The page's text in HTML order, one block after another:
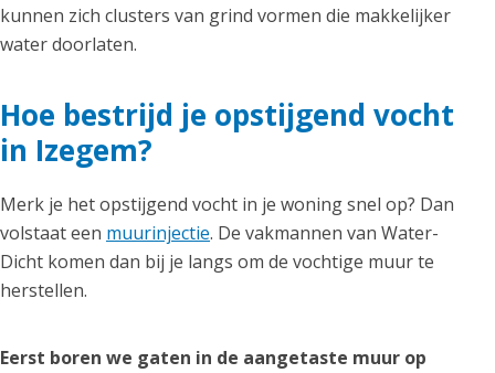
kunnen zich clusters van grind vormen die makkelijker
water doorlaten.
Hoe bestrijd je opstijgend vocht
in Izegem?
Merk je het opstijgend vocht in je woning snel op? Dan
volstaat een muurinjectie. De vakmannen van Water-
Dicht komen dan bij je langs om de vochtige muur te
herstellen.
Eerst boren we gaten in de aangetaste muur op